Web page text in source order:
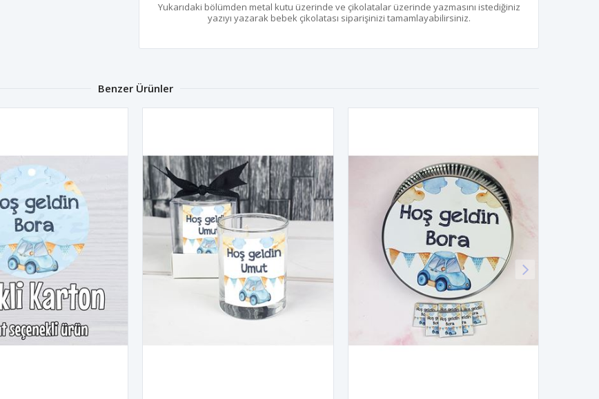
Yukarıdaki bölümden metal kutu üzerinde ve çikolatalar üzerinde yazmasını istediğiniz
yazıyı yazarak bebek çikolatası siparişinizi tamamlayabilirsiniz.
Benzer Ürünler